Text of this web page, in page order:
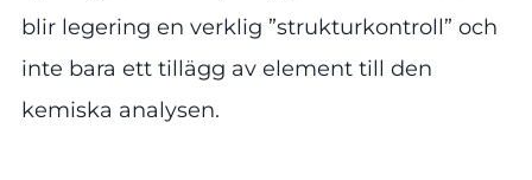
blir legering en verklig ”strukturkontroll” och
inte bara ett tillägg av element till den
kemiska analysen.